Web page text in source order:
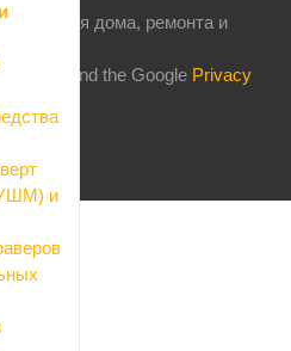
и
для дома, ремонта и
and the Google Privacy